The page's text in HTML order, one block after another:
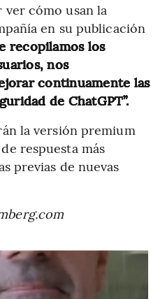
ver cómo usan la
en su publicación
recopilamos los
nos
continuamente las
de ChatGPT”.
la versión premium
respuesta más
previas de nuevas